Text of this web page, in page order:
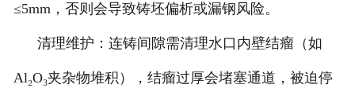
≤5mm，否则会导致铸坯偏析或漏钢风险。
清理维护：连铸间隙需清理水口内壁结瘤（如
Al₂O₃夹杂物堆积），结瘤过厚会堵塞通道，被迫停